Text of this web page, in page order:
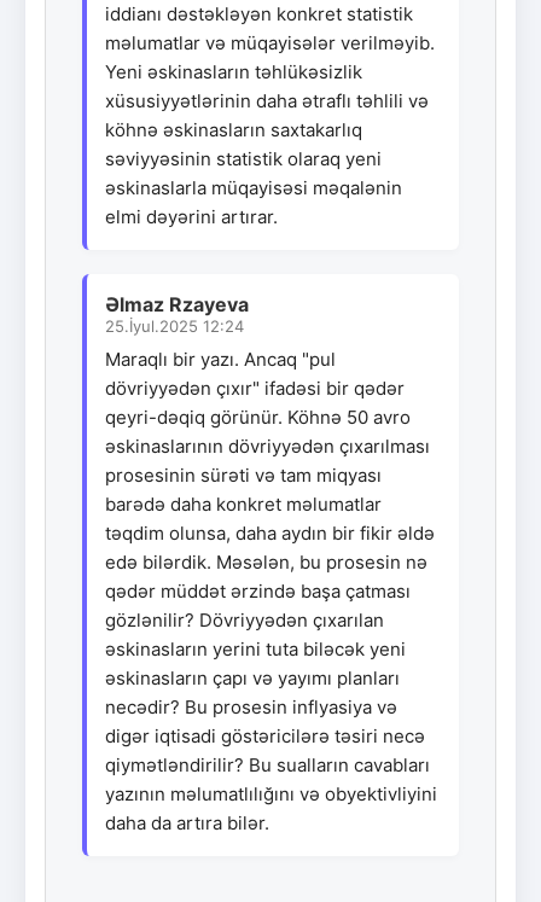
iddianı dəstəkləyən konkret statistik
məlumatlar və müqayisələr verilməyib.
Yeni əskinasların təhlükəsizlik
xüsusiyyətlərinin daha ətraflı təhlili və
köhnə əskinasların saxtakarlıq
səviyyəsinin statistik olaraq yeni
əskinaslarla müqayisəsi məqalənin
elmi dəyərini artırar.
Əlmaz Rzayeva
25.İyul.2025 12:24
Maraqlı bir yazı. Ancaq "pul
dövriyyədən çıxır" ifadəsi bir qədər
qeyri-dəqiq görünür. Köhnə 50 avro
əskinaslarının dövriyyədən çıxarılması
prosesinin sürəti və tam miqyası
barədə daha konkret məlumatlar
təqdim olunsa, daha aydın bir fikir əldə
edə bilərdik. Məsələn, bu prosesin nə
qədər müddət ərzində başa çatması
gözlənilir? Dövriyyədən çıxarılan
əskinasların yerini tuta biləcək yeni
əskinasların çapı və yayımı planları
necədir? Bu prosesin inflyasiya və
digər iqtisadi göstəricilərə təsiri necə
qiymətləndirilir? Bu sualların cavabları
yazının məlumatlılığını və obyektivliyini
daha da artıra bilər.